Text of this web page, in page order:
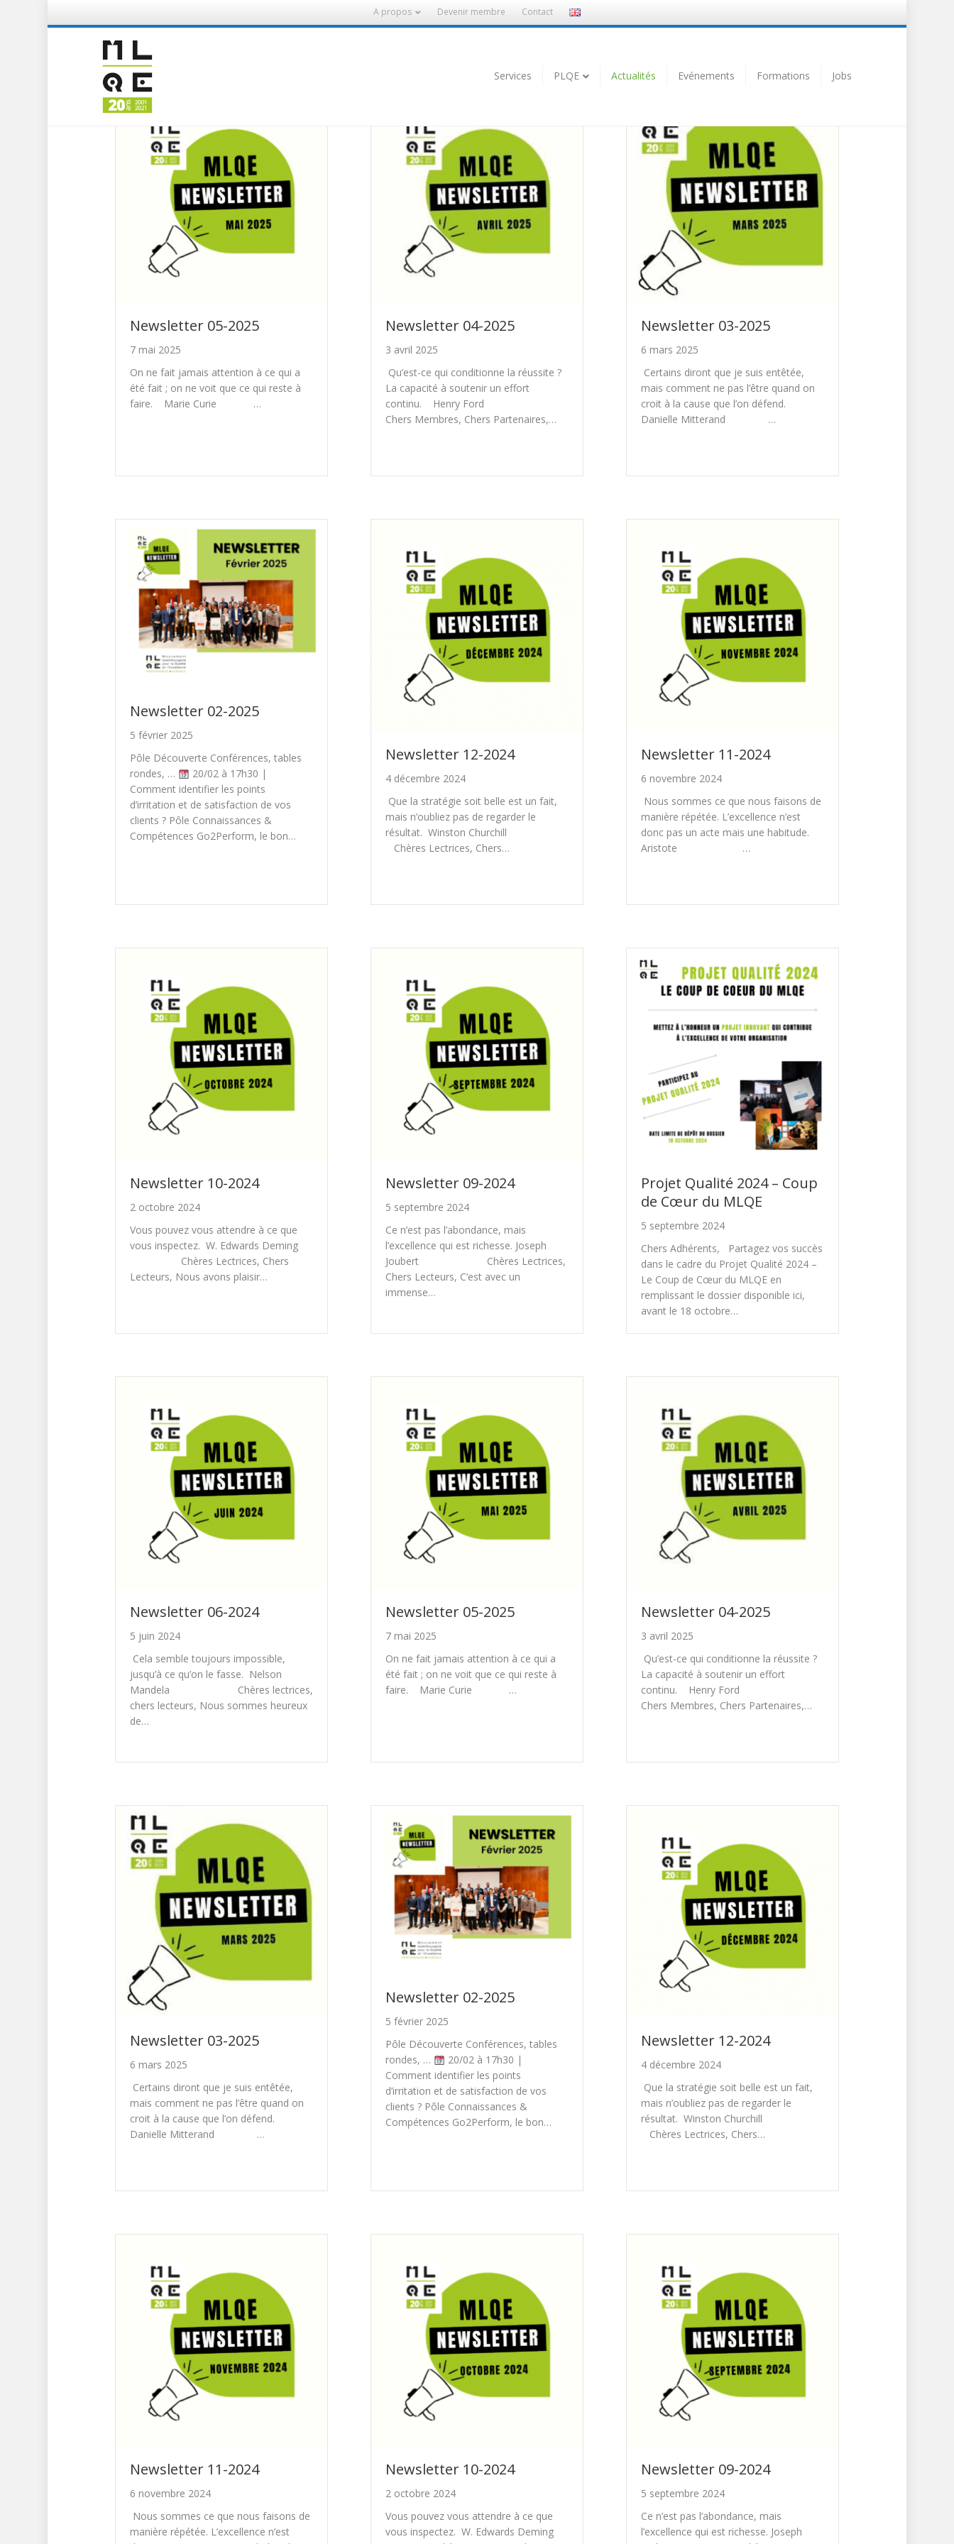
A propos Devenir membre Contact
Services PLQE Actualités Evénements Formations Jobs
Newsletter 05-2025
7 mai 2025
On ne fait jamais attention à ce qui a
été fait ; on ne voit que ce qui reste à
faire. Marie Curie …
Newsletter 04-2025
3 avril 2025
Qu’est-ce qui conditionne la réussite ?
La capacité à soutenir un effort
continu. Henry Ford
Chers Membres, Chers Partenaires,…
Newsletter 03-2025
6 mars 2025
Certains diront que je suis entêtée,
mais comment ne pas l’être quand on
croit à la cause que l’on défend.
Danielle Mitterand …
Newsletter 02-2025
5 février 2025
Pôle Découverte Conférences, tables
rondes, …
20/02 à 17h30 |
Comment identifier les points
d’irritation et de satisfaction de vos
clients ? Pôle Connaissances &
Compétences Go2Perform, le bon…
Newsletter 12-2024
4 décembre 2024
Que la stratégie soit belle est un fait,
mais n’oubliez pas de regarder le
résultat. Winston Churchill
Chères Lectrices, Chers…
Newsletter 11-2024
6 novembre 2024
Nous sommes ce que nous faisons de
manière répétée. L’excellence n’est
donc pas un acte mais une habitude.
Aristote …
Newsletter 10-2024
2 octobre 2024
Vous pouvez vous attendre à ce que
vous inspectez. W. Edwards Deming
Chères Lectrices, Chers
Lecteurs, Nous avons plaisir…
Newsletter 09-2024
5 septembre 2024
Ce n’est pas l’abondance, mais
l’excellence qui est richesse. Joseph
Joubert Chères Lectrices,
Chers Lecteurs, C’est avec un
immense…
Projet Qualité 2024 – Coup
de Cœur du MLQE
5 septembre 2024
Chers Adhérents, Partagez vos succès
dans le cadre du Projet Qualité 2024 –
Le Coup de Cœur du MLQE en
remplissant le dossier disponible ici,
avant le 18 octobre…
Newsletter 06-2024
5 juin 2024
Cela semble toujours impossible,
jusqu’à ce qu’on le fasse. Nelson
Mandela Chères lectrices,
chers lecteurs, Nous sommes heureux
de…
Newsletter 05-2025
7 mai 2025
On ne fait jamais attention à ce qui a
été fait ; on ne voit que ce qui reste à
faire. Marie Curie …
Newsletter 04-2025
3 avril 2025
Qu’est-ce qui conditionne la réussite ?
La capacité à soutenir un effort
continu. Henry Ford
Chers Membres, Chers Partenaires,…
Newsletter 03-2025
6 mars 2025
Certains diront que je suis entêtée,
mais comment ne pas l’être quand on
croit à la cause que l’on défend.
Danielle Mitterand …
Newsletter 02-2025
5 février 2025
Pôle Découverte Conférences, tables
rondes, …
20/02 à 17h30 |
Comment identifier les points
d’irritation et de satisfaction de vos
clients ? Pôle Connaissances &
Compétences Go2Perform, le bon…
Newsletter 12-2024
4 décembre 2024
Que la stratégie soit belle est un fait,
mais n’oubliez pas de regarder le
résultat. Winston Churchill
Chères Lectrices, Chers…
Newsletter 11-2024
6 novembre 2024
Nous sommes ce que nous faisons de
manière répétée. L’excellence n’est
Newsletter 10-2024
2 octobre 2024
Vous pouvez vous attendre à ce que
vous inspectez. W. Edwards Deming
Newsletter 09-2024
5 septembre 2024
Ce n’est pas l’abondance, mais
l’excellence qui est richesse. Joseph